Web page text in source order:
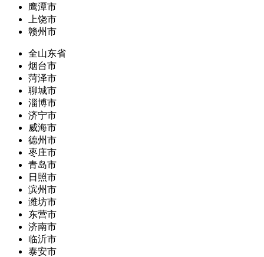
鹰潭市
上饶市
赣州市
全山东省
烟台市
菏泽市
聊城市
淄博市
济宁市
威海市
德州市
枣庄市
青岛市
日照市
滨州市
潍坊市
东营市
济南市
临沂市
泰安市